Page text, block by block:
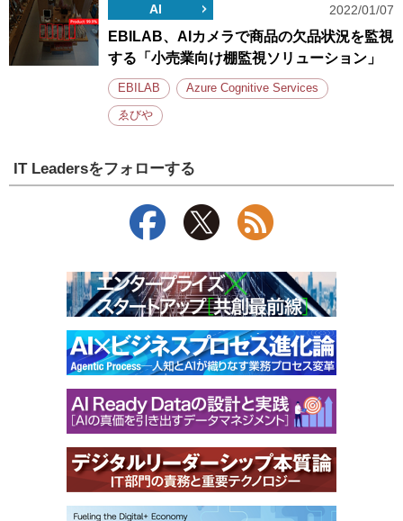
AI 2022/01/07
EBILAB、AIカメラで商品の欠品状況を監視
する「小売業向け棚監視ソリューション」
EBILAB Azure Cognitive Services
ゑびや
IT Leadersをフォローする